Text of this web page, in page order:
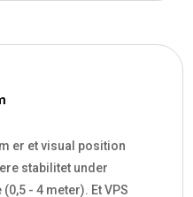
er et visual position
stabilitet under
- 4 meter). Et VPS